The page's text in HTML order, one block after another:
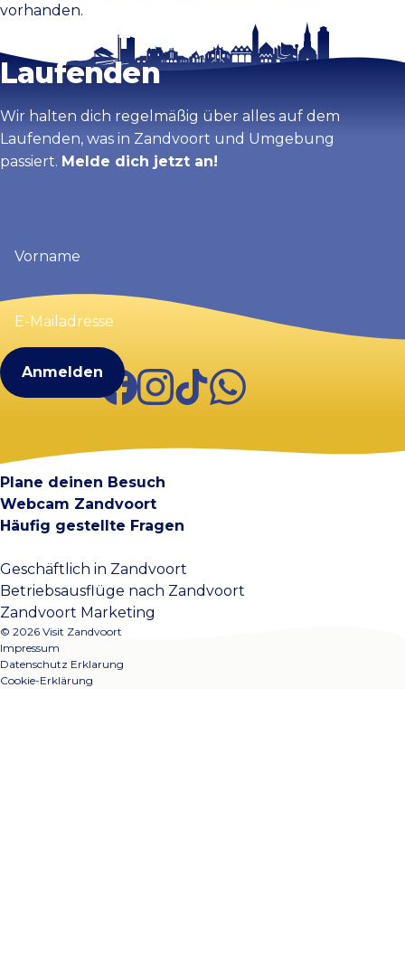
vorhanden.
Bleib auf dem
Laufenden
Wir halten dich regelmäßig über alles auf dem
Laufenden, was in Zandvoort und Umgebung
passiert. Melde dich jetzt an!
(erforderlich)
E-
Mailadresse
FacebookInstagram
TikTokWhatsApp
Plane deinen Besuch
Webcam Zandvoort
Häufig gestellte Fragen
Geschäftlich in Zandvoort
Betriebsausflüge nach Zandvoort
Zandvoort Marketing
© 2026 Visit Zandvoort
Impressum
Datenschutz Erklarung
Cookie-Erklärung